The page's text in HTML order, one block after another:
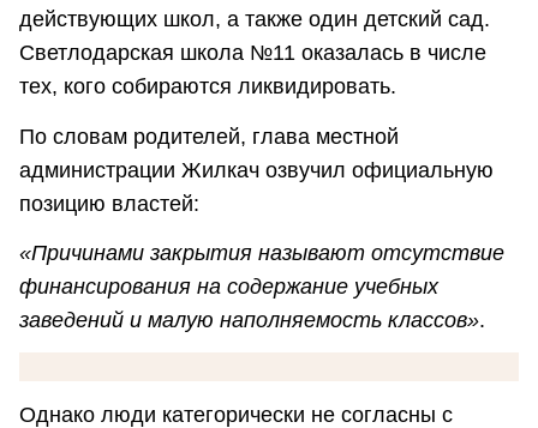
действующих школ, а также один детский сад.
Светлодарская школа №11 оказалась в числе
тех, кого собираются ликвидировать.
По словам родителей, глава местной
администрации Жилкач озвучил официальную
позицию властей:
«Причинами закрытия называют отсутствие
финансирования на содержание учебных
заведений и малую наполняемость классов».
Однако люди категорически не согласны с